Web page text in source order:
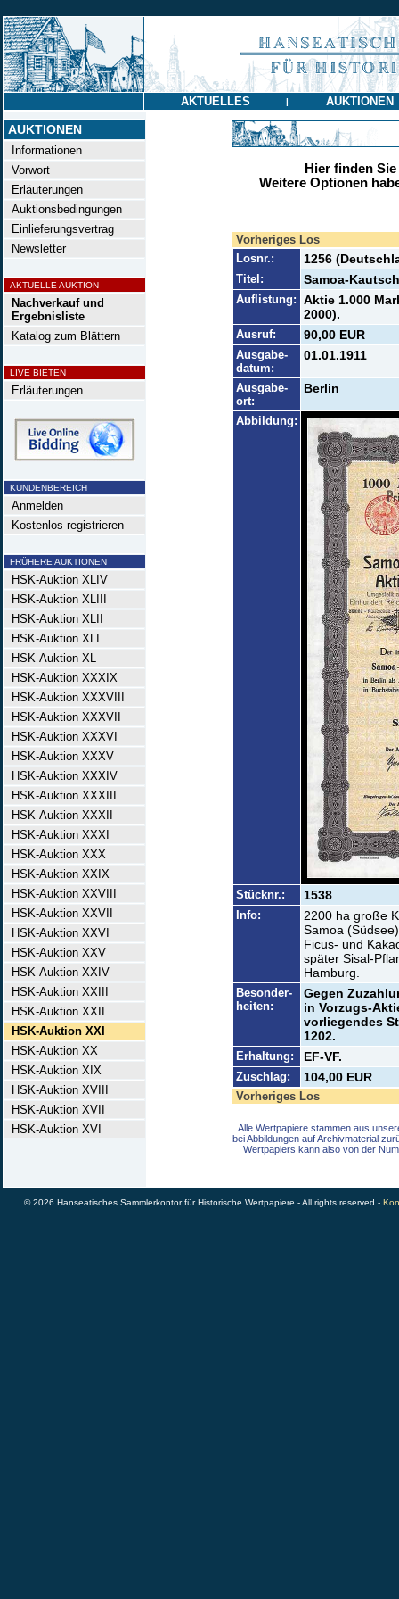
AKTUELLES | AUKTIONEN
AUKTIONEN
Informationen
Vorwort
Erläuterungen
Auktionsbedingungen
Einlieferungsvertrag
Newsletter
AKTUELLE AUKTION
Nachverkauf und
Ergebnisliste
Katalog zum Blättern
LIVE BIETEN
Erläuterungen
KUNDENBEREICH
Anmelden
Kostenlos registrieren
FRÜHERE AUKTIONEN
HSK-Auktion XLIV
HSK-Auktion XLIII
HSK-Auktion XLII
HSK-Auktion XLI
HSK-Auktion XL
HSK-Auktion XXXIX
HSK-Auktion XXXVIII
HSK-Auktion XXXVII
HSK-Auktion XXXVI
HSK-Auktion XXXV
HSK-Auktion XXXIV
HSK-Auktion XXXIII
HSK-Auktion XXXII
HSK-Auktion XXXI
HSK-Auktion XXX
HSK-Auktion XXIX
HSK-Auktion XXVIII
HSK-Auktion XXVII
HSK-Auktion XXVI
HSK-Auktion XXV
HSK-Auktion XXIV
HSK-Auktion XXIII
HSK-Auktion XXII
HSK-Auktion XXI
HSK-Auktion XX
HSK-Auktion XIX
HSK-Auktion XVIII
HSK-Auktion XVII
HSK-Auktion XVI
Hier finden
Weitere Optionen
Vorheriges Los
Losnr.:
1256
Titel: Samoa-
Auflistung: Aktie 1.000
2000).
Ausruf: 90,00 EUR
Ausgabe-
datum:
01.01.1911
Ausgabe-
ort:
Berlin
Abbildung:
Stücknr.: 1538
Info:
2200 ha große
Samoa
Ficus- und
später Sisal-
Hamburg.
Besonder-
heiten:
Gegen
in Vorzugs-
vorliegendes
1202.
Erhaltung: EF-VF.
Zuschlag: 104,00 EUR
Vorheriges Los
Alle Wertpapiere stammen aus
bei Abbildungen auf Archivmaterial
Wertpapiers kann also von der
© 2026 Hanseatisches Sammlerkontor für Historische Wertpapiere - All rights reserved -